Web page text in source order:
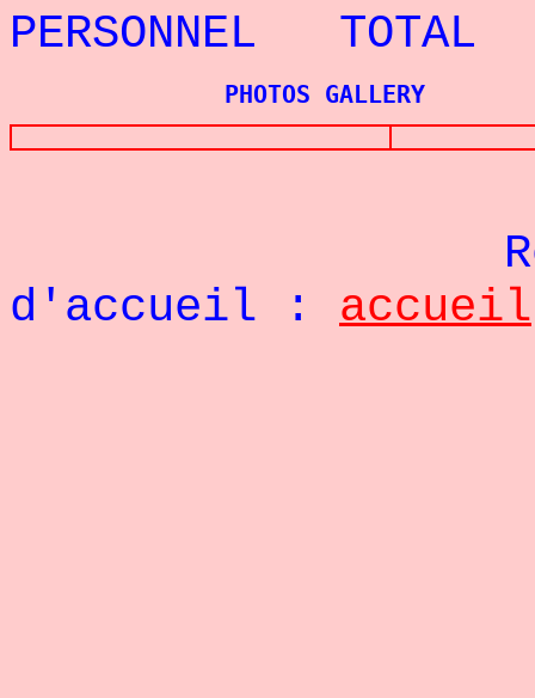
PERSONNEL
PHOTOS GALLERY
d'accueil : accueil